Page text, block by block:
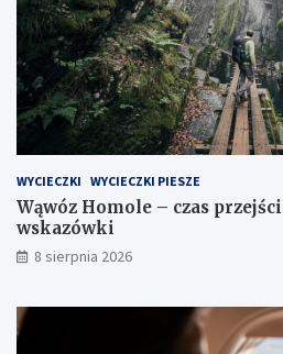
WYCIECZKI WYCIECZKI PIESZE
Wąwóz Homole – czas
wskazówki
8 sierpnia 2026